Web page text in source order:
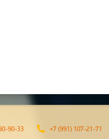
90-33 +7 (991) 107-21-71